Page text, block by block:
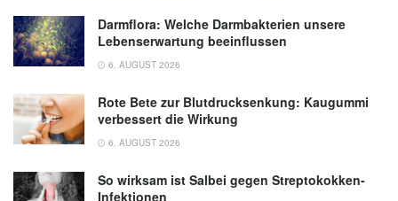
Darmflora: Welche Darmbakterien unsere
Lebenserwartung beeinflussen
6. AUGUST 2026
Rote Bete zur Blutdrucksenkung: Kaugummi
verbessert die Wirkung
6. AUGUST 2026
So wirksam ist Salbei gegen Streptokokken-
Infektionen